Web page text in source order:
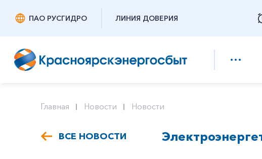
ПАО РУСГИДРО ЛИНИЯ ДОВЕРИЯ
Главная Новости Новости
ВСЕ НОВОСТИ